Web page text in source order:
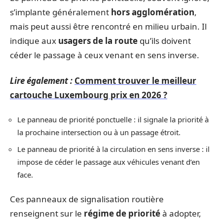
s’implante généralement hors agglomération,
mais peut aussi être rencontré en milieu urbain. Il
indique aux usagers de la route qu’ils doivent
céder le passage à ceux venant en sens inverse.
Lire également : Comment trouver le meilleur
cartouche Luxembourg prix en 2026 ?
Le panneau de priorité ponctuelle : il signale la priorité à
la prochaine intersection ou à un passage étroit.
Le panneau de priorité à la circulation en sens inverse : il
impose de céder le passage aux véhicules venant d’en
face.
Ces panneaux de signalisation routière
renseignent sur le régime de prioritéà adopter,